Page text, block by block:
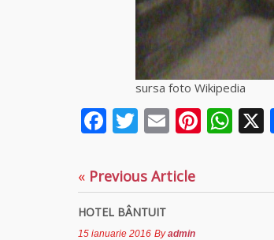
sursa foto Wikipedia
Facebook
Twitter
Email
« Previous Article
HOTEL BÂNTUIT
15 ianuarie 2016 Byadmin